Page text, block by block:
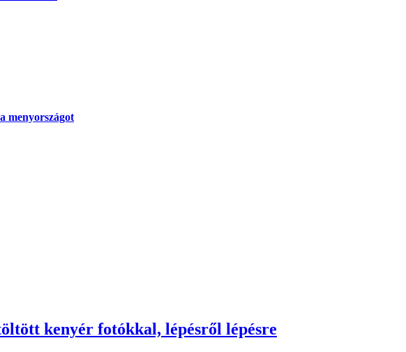
menyországot
kenyér fotókkal, lépésről lépésre